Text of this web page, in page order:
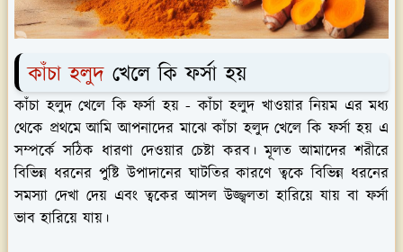
কাঁচা হলুদ খেলে কি ফর্সা হয়
কাঁচা হলুদ খেলে কি ফর্সা হয় - কাঁচা হলুদ খাওয়ার নিয়ম এর মধ্য
থেকে প্রথমে আমি আপনাদের মাঝে কাঁচা হলুদ খেলে কি ফর্সা হয় এ
সম্পর্কে সঠিক ধারণা দেওয়ার চেষ্টা করব। মূলত আমাদের শরীরে
বিভিন্ন ধরনের পুষ্টি উপাদানের ঘাটতির কারণে ত্বকে বিভিন্ন ধরনের
সমস্যা দেখা দেয় এবং ত্বকের আসল উজ্জ্বলতা হারিয়ে যায় বা ফর্সা
ভাব হারিয়ে যায়।